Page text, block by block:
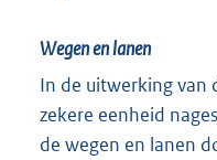
Wegen en lanen
In de uitwerking van
zekere eenheid
de wegen en lanen